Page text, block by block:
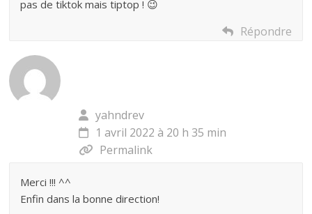
pas de tiktok mais tiptop ! 😉
Répondre
yahndrev
1 avril 2022 à 20 h 35 min
Permalink
Merci !!! ^^
Enfin dans la bonne direction!